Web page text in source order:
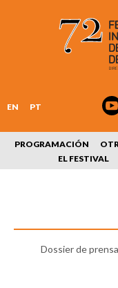
EN PT
PROGRAMACIÓN
EL FESTIVAL
Dossier de prensa